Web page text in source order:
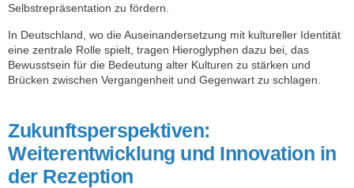
Selbstrepräsentation zu fördern.
In Deutschland, wo die Auseinandersetzung mit kultureller Identität
eine zentrale Rolle spielt, tragen Hieroglyphen dazu bei, das
Bewusstsein für die Bedeutung alter Kulturen zu stärken und
Brücken zwischen Vergangenheit und Gegenwart zu schlagen.
Zukunftsperspektiven:
Weiterentwicklung und Innovation in
der Rezeption